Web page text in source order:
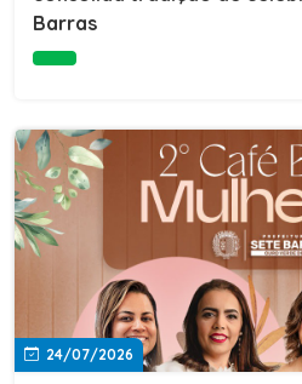
e do Instituto de
fundador da empresa Seu
AQUI
Barras
24/07/2026